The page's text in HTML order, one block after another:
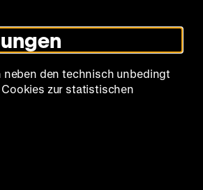
Sprache
Über uns
neben den technisch unbedingt
zur statistischen